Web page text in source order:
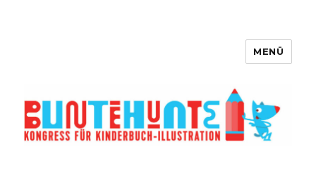
Bunte Hunte – Kongress für
MENÜ